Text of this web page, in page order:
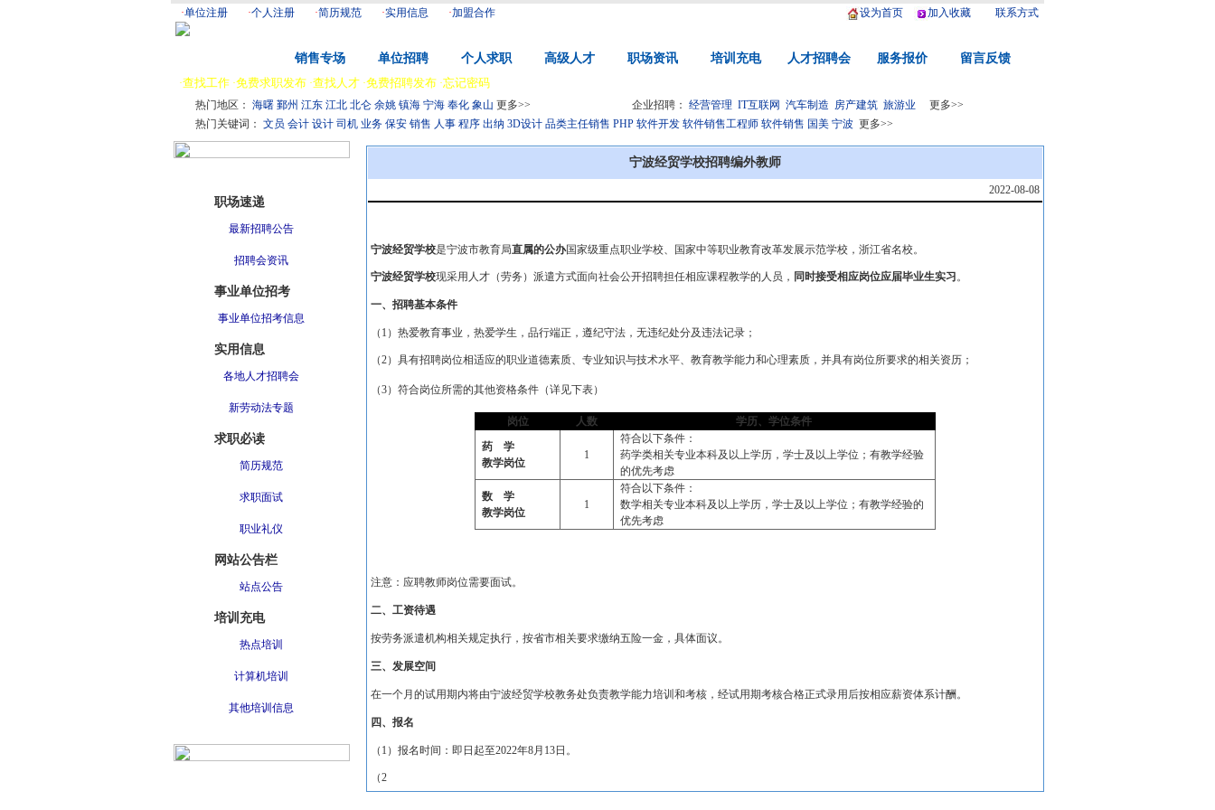
·单位注册 ·个人注册 ·简历规范 ·实用信息 ·加盟合作 设为首页 加入收藏 联系方式
销售专场 单位招聘 个人求职 高级人才 职场资讯 培训充电 人才招聘会 服务报价 留言反馈
·查找工作 ·免费求职发布 ·查找人才 ·免费招聘发布 ·忘记密码
热门地区： 海曙 鄞州 江东 江北 北仑 余姚 镇海 宁海 奉化 象山 更多>> 企业招聘： 经营管理 IT互联网 汽车制造 房产建筑 旅游业
更多>>
热门关键词： 文员 会计 设计 司机 业务 保安 销售 人事 程序 出纳 3D设计 品类主任销售 PHP 软件开发 软件销售工程师 软件销售 国美 宁波 更多>>
职场速递
最新招聘公告
招聘会资讯
事业单位招考
事业单位招考信息
实用信息
各地人才招聘会
新劳动法专题
求职必读
简历规范
求职面试
职业礼仪
网站公告栏
站点公告
培训充电
热点培训
计算机培训
其他培训信息
宁波经贸学校招聘编外教师
2022-08-08
宁波经贸学校是宁波市教育局直属的公办国家级重点职业学校、国家中等职业教育改革发展示范学校，浙江省名校。
宁波经贸学校现采用人才（劳务）派遣方式面向社会公开招聘担任相应课程教学的人员， 同时接受相应岗位应届毕业生实习 。
一、招聘基本条件
（ 1 ）热爱教育事业，热爱学生，品行端正，遵纪守法，无违纪处分及违法记录；
（2）具有招聘岗位相适应的职业道德素质、专业知识与技术水平、教育教学能力和心理素质，并具有岗位所要求的相关资历；
（3）符合岗位所需的其他资格条件（详见下表）
岗位 人数
学历、学位条件
药
学
教学岗位
1
符合以下条件：
药学类相关专业本科及以上学历，学士及以上学位；有教学经验
的优先考虑
数
学
教学岗位
1
符合以下条件：
数学相关专业本科及以上学历，学士及以上学位；有教学经验的
优先考虑
注意：应聘教师岗位需要面试。
二、工资待遇
按劳务派遣机构相关规定执行，按省市相关要求缴纳五险一金，具体面议。
三、发展空间
在一个月的试用期内将由宁波经贸学校教务处负责教学能力培训和考核，经试用期考核合格正式录用后按相应薪资体系计酬。
四、报名
（ 1 ）报名时间：即日起至2022年8月 13日。
（2